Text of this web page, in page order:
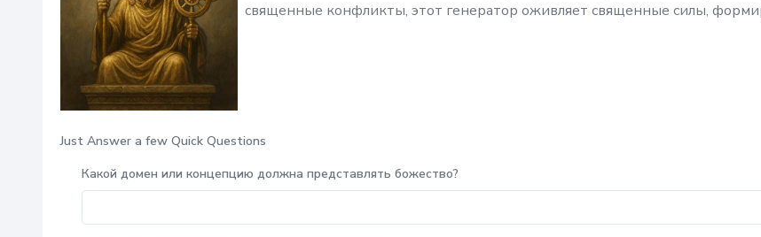
священные конфликты, этот генератор оживляет священные силы,
Just Answer a few Quick Questions
Какой домен или концепцию должна представлять божество?